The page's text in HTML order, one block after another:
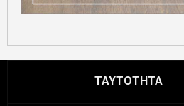
ΤΑΥΤΟΤΗΤΑ